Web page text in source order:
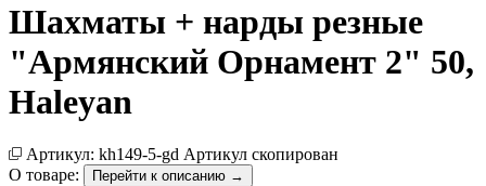
Шахматы + нарды резные
"Армянский Орнамент 2" 50,
Haleyan
Артикул: kh149-5-gd Артикул скопирован
О товаре:
Перейти к описанию →